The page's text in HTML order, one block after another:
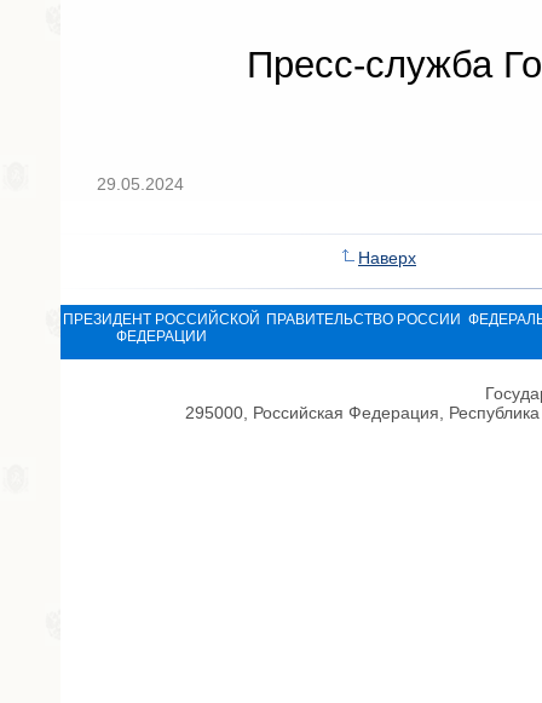
Пресс-служба
29.05.2024
Наверх
ПРЕЗИДЕНТ РОССИЙСКОЙ
ФЕДЕРАЦИИ
ПРАВИТЕЛЬСТВО РОССИИ
295000, Российская Федерация,